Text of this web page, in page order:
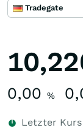
Tradegate
0,00 %
Letzter Kurs